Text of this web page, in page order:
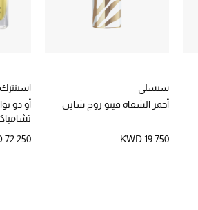
سيسلي
أحمر الشفاه فيتو روج شاين
KWD 19.750
72.250